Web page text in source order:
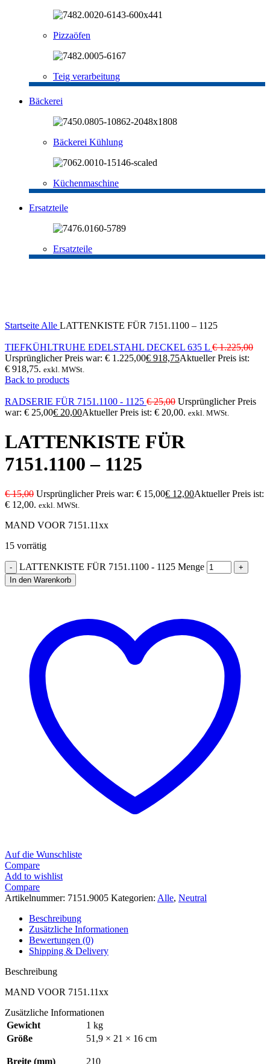
Pizzaöfen
Teig verarbeitung
Bäckerei
Bäckerei Kühlung
Küchenmaschine
Ersatzteile
Ersatzteile
Startseite Alle LATTENKISTE FÜR 7151.1100 – 1125
TIEFKÜHLTRUHE EDELSTAHL DECKEL 635 L €1.225,00
Ursprünglicher Preis war: € 1.225,00€ 918,75Aktueller Preis ist:
€ 918,75. exkl. MWSt.
Back to products
RADSERIE FÜR 7151.1100 - 1125 €25,00 Ursprünglicher Preis
war: € 25,00€ 20,00Aktueller Preis ist: € 20,00. exkl. MWSt.
LATTENKISTE FÜR
7151.1100 – 1125
€15,00 Ursprünglicher Preis war: € 15,00€ 12,00Aktueller Preis ist:
€ 12,00. exkl. MWSt.
MAND VOOR 7151.11xx
15 vorrätig
LATTENKISTE FÜR 7151.1100 - 1125 Menge
In den Warenkorb
Auf die Wunschliste
Compare
Add to wishlist
Compare
Artikelnummer: 7151.9005 Kategorien: Alle, Neutral
Beschreibung
Zusätzliche Informationen
Bewertungen (0)
Shipping & Delivery
Beschreibung
MAND VOOR 7151.11xx
Zusätzliche Informationen
Gewicht
1 kg
Größe
51,9 × 21 × 16 cm
Breite (mm) 210